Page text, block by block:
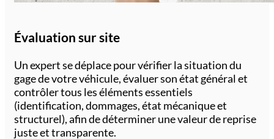
Évaluation sur site
Un expert se déplace pour vérifier la situation du
gage de votre véhicule, évaluer son état général et
contrôler tous les éléments essentiels
(identification, dommages, état mécanique et
structurel), afin de déterminer une valeur de reprise
juste et transparente.